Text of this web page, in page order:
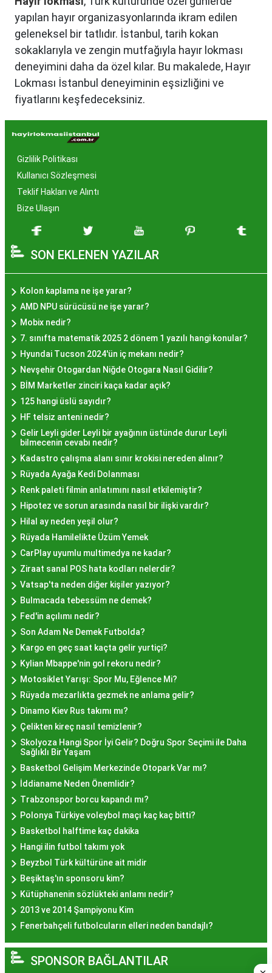
yapılan hayır organizasyonlarında ikram edilen
geleneksel bir tatlıdır. İstanbul, tarih kokan
sokaklarıyla ve zengin mutfağıyla hayır lokması
deneyimini daha da özel kılar. Bu makalede, Hayır
Lokması İstanbul deneyiminin eşsizliğini ve
fiyatlarını keşfedeceksiniz.
Hayır Lokması İstanbul'da
Neden Popüler?
İstanbul, tarih ve kültür mirasıyla öne çıkan bir
şehir olmasıyla birlikte, geleneksel lezzetlerle de
zenginleşmiştir. Hayır lokması, özel günlerde
hazırlanan ve lezzetiyle damaklarda unutulmaz
izler bırakan bir tatlıdır. İstanbul'da popüler
olmasının arkasında bu eşsiz lezzetin herkesi
cezbetmesi ve geleneksel dokunuşlarla
hazırlanması yatmaktadır.
Hayır Lokması İstanbul'da
Nerede Bulunur?
İstanbul genelinde birçok yerel işletme ve
pastane, hayır lokması sunmaktadır. Geleneksel
tatları sevenler için Sultanahmet, Eminönü, ve
Eyüp gibi tarihi semtlerdeki lokantalarda Hayır
Lokması deneyimi daha da özel olabilir. Ayrıca,
Beyoğlu, Kadıköy, ve Beşiktaş gibi modern
semtlerde de bu lezzeti bulabilirsiniz.
Hayır Lokması Fiyatları
İstanbul'da Nasıl?
Hayır lokması fiyatları İstanbul
mekanlara ve sunulan hizmete göre değişiklik
gösterir. Genellikle porsiyon bazında satılan hayır
lokmalarının fiyatları uygun olup, lezzetin
kalitesiyle uyumlu bir deneyim sunar. İstanbul'da
farklı mekanlarda çeşitli fiyat seçeneklerini
değerlendirerek, bütçenize uygun bir hayır lokması
bulabilirsiniz.
Hayır Lokması İstanbul
Deneyiminde Nelere Dikkat
Edilmeli?
İstanbul'da hayır lokması deneyimini daha özel
kılmak için birkaç öneri:
Geleneksel Mekanları Tercih Edin:
semtlerdeki geleneksel pastanelerde hayır
lokması deneyimi daha otantik olabilir.
Yerel Tavsiyelere Kulak Verin:
yaşayanların önerilerini değerlendirerek en iyi
hayır lokması mekanlarını keşfedin.
Özel Günlerde Ziyaret Edin:Özel günlerde yapılan
hayır organizasyonlarında, lezzet daha bir anlam
kazanır.
Hayır Lokması İstanbul'da
Evde Nasıl Yapılır?
Gizlilik Politikası
Kullanıcı Sözleşmesi
Teklif Hakları ve Alıntı
Bize Ulaşın
SON EKLENEN YAZILAR
Kolon kaplama ne işe yarar?
AMD NPU sürücüsü ne işe yarar?
Mobix nedir?
7. sınıfta matematik 2025 2 dönem 1 yazılı hangi konular?
Hyundai Tucson 2024'ün iç mekanı nedir?
Nevşehir Otogardan Niğde Otogara Nasıl Gidilir?
BİM Marketler zinciri kaça kadar açık?
125 hangi üslü sayıdır?
HF telsiz anteni nedir?
Gelir Leyli gider Leyli bir ayağının üstünde durur Leyli
bilmecenin cevabı nedir?
Kadastro çalışma alanı sınır krokisi nereden alınır?
Rüyada Ayağa Kedi Dolanması
Renk paleti filmin anlatımını nasıl etkilemiştir?
Hipotez ve sorun arasında nasıl bir ilişki vardır?
Hilal ay neden yeşil olur?
Rüyada Hamilelikte Üzüm Yemek
CarPlay uyumlu multimedya ne kadar?
Ziraat sanal POS hata kodları nelerdir?
Vatsap'ta neden diğer kişiler yazıyor?
Bulmacada tebessüm ne demek?
Fed'in açılımı nedir?
Son Adam Ne Demek Futbolda?
Kargo en geç saat kaçta gelir yurtiçi?
Kylian Mbappe'nin gol rekoru nedir?
Motosiklet Yarışı: Spor Mu, Eğlence Mi?
Rüyada mezarlıkta gezmek ne anlama gelir?
Dinamo Kiev Rus takımı mı?
Çelikten kireç nasıl temizlenir?
Skolyoza Hangi Spor İyi Gelir? Doğru Spor Seçimi ile Daha
Sağlıklı Bir Yaşam
Basketbol Gelişim Merkezinde Otopark Var mı?
İddianame Neden Önemlidir?
Trabzonspor borcu kapandı mı?
Polonya Türkiye voleybol maçı kaç kaç bitti?
Basketbol halftime kaç dakika
Hangi ilin futbol takımı yok
Beyzbol Türk kültürüne ait midir
Beşiktaş'ın sponsoru kim?
Kütüphanenin sözlükteki anlamı nedir?
2013 ve 2014 Şampiyonu Kim
Fenerbahçeli futbolcuların elleri neden bandajlı?
SPONSOR BAĞLANTILAR